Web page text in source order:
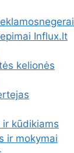
Influx.lt
kelionės
ir kūdikiams
ir mokymai